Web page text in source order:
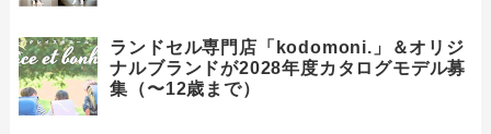
ランドセル専門店「kodomoni.」＆オリジ
ナルブランドが2028年度カタログモデル募
集（〜12歳まで）